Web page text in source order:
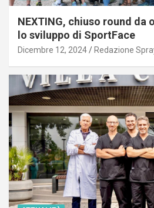
NEXTING, chiuso round da
lo sviluppo di SportFace
Dicembre 12, 2024 Redazione